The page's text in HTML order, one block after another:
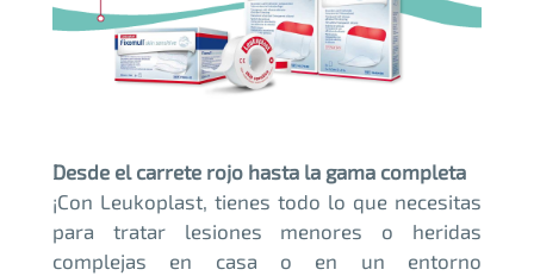
Desde el carrete rojo hasta la gama completa
¡Con Leukoplast, tienes todo lo que necesitas
para tratar lesiones menores o heridas
complejas en casa o en un entorno